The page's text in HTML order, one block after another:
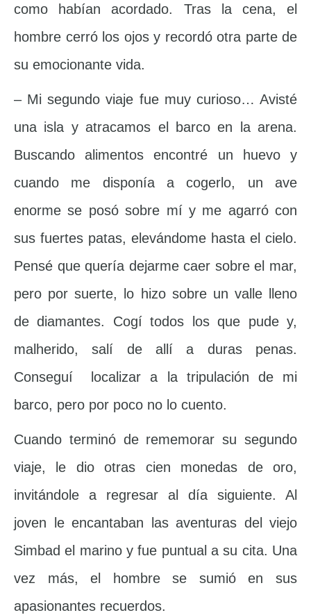
como habían acordado. Tras la cena, el
hombre cerró los ojos y recordó otra parte de
su emocionante vida.
– Mi segundo viaje fue muy curioso… Avisté
una isla y atracamos el barco en la arena.
Buscando alimentos encontré un huevo y
cuando me disponía a cogerlo, un ave
enorme se posó sobre mí y me agarró con
sus fuertes patas, elevándome hasta el cielo.
Pensé que quería dejarme caer sobre el mar,
pero por suerte, lo hizo sobre un valle lleno
de diamantes. Cogí todos los que pude y,
malherido, salí de allí a duras penas.
Conseguí localizar a la tripulación de mi
barco, pero por poco no lo cuento.
Cuando terminó de rememorar su segundo
viaje, le dio otras cien monedas de oro,
invitándole a regresar al día siguiente. Al
joven le encantaban las aventuras del viejo
Simbad el marino y fue puntual a su cita. Una
vez más, el hombre se sumió en sus
apasionantes recuerdos.